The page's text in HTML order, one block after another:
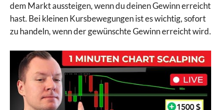
dem Markt aussteigen, wenn du deinen Gewinn erreicht
hast. Bei kleinen Kursbewegungen ist es wichtig, sofort
zu handeln, wenn der gewünschte Gewinn erreicht wird.